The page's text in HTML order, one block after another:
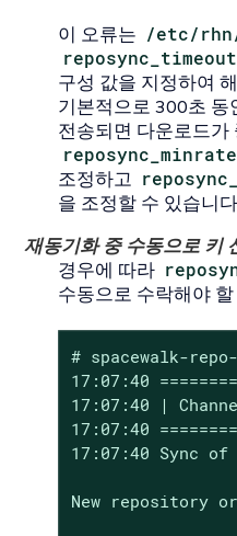
이 오류는 /etc/
reposync_timeout
구성 값을 지정하여
기본적으로 300초 동
전송되면 다운로드가
reposync_minrate
조정하고
을 조정할 수 있습니
재동기화 중 수동으로 키
경우에 따라
수동으로 수락해야
# spacewalk-
17:07:40
17:07:40 |
17:07:40
17:07:40 Sync
New repository